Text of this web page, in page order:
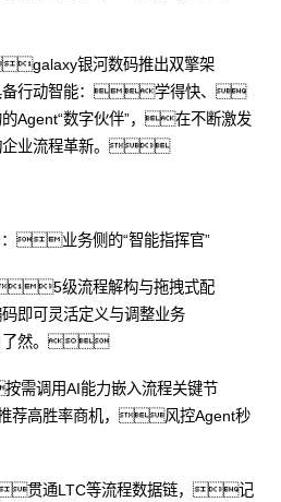
银河数码推出双擎架
行动智能：学得快、
数字伙伴”，在不断激发
企业流程革新。
：业务侧的“智能指挥官”
5级流程解构与拖拽式配
即可灵活定义与调整业务
了然。
需调用AI能力嵌入流程关键节
荐高胜率商机，风控Agent秒
贯通LTC等流程数据链，记